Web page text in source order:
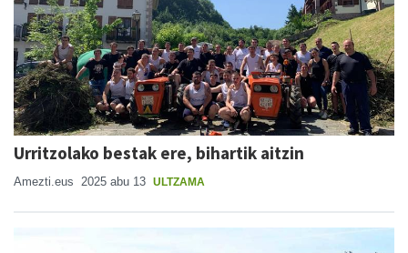
Urritzolako bestak ere, bihartik aitzin
Amezti.eus 2025 abu 13 ULTZAMA